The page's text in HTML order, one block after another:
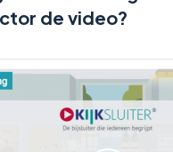
de video?